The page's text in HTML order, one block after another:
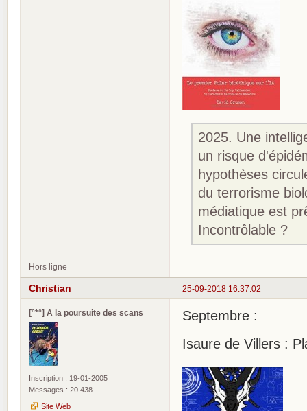
2025. Une
un risque
hypothèses
du terrorisme
médiatique est
Incontrôlable ?
Hors ligne
25-09-2018 16:37:02
Christian
[°*°] A la poursuite des scans
Inscription : 19-01-2005
Messages : 20 438
Site Web
Septembre :
Isaure de Villers :